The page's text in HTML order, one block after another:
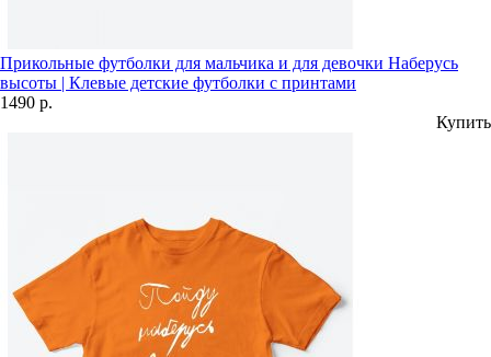
Прикольные футболки для мальчика и для девочки Наберусь
высоты | Клевые детские футболки с принтами
1490 р.
Купить